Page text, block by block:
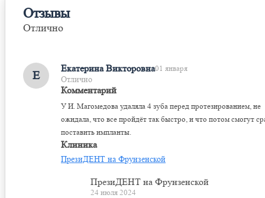
Отзывы
Отлично
Е
Екатерина Викторовна01 января
Отлично
Комментарий
У И. Магомедова удаляла 4 зуба перед протезированием, не
ожидала, что все пройдёт так быстро, и что потом смогут
поставить импланты.
Клиника
ПрезиДЕНТ на Фрунзенской
ПрезиДЕНТ на Фрунзенской
24 июля 2024